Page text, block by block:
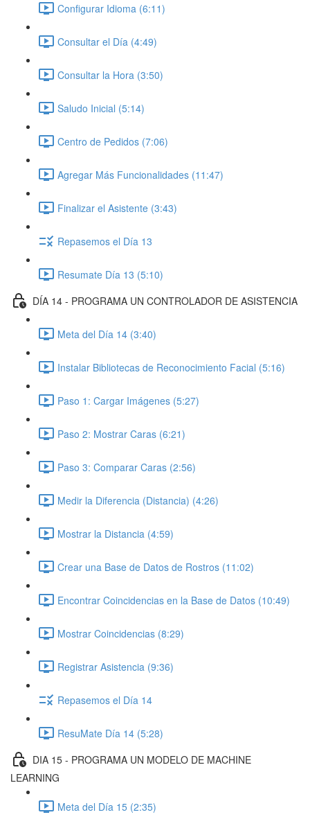
Configurar Idioma (6:11)
Consultar el Día (4:49)
Consultar la Hora (3:50)
Saludo Inicial (5:14)
Centro de Pedidos (7:06)
Agregar Más Funcionalidades (11:47)
Finalizar el Asistente (3:43)
Repasemos el Día 13
Resumate Día 13 (5:10)
DÍA 14 - PROGRAMA UN CONTROLADOR DE ASISTENCIA
Meta del Día 14 (3:40)
Instalar Bibliotecas de Reconocimiento Facial (5:16)
Paso 1: Cargar Imágenes (5:27)
Paso 2: Mostrar Caras (6:21)
Paso 3: Comparar Caras (2:56)
Medir la Diferencia (Distancia) (4:26)
Mostrar la Distancia (4:59)
Crear una Base de Datos de Rostros (11:02)
Encontrar Coincidencias en la Base de Datos (10:49)
Mostrar Coincidencias (8:29)
Registrar Asistencia (9:36)
Repasemos el Día 14
ResuMate Día 14 (5:28)
DIA 15 - PROGRAMA UN MODELO DE MACHINE
LEARNING
Meta del Día 15 (2:35)